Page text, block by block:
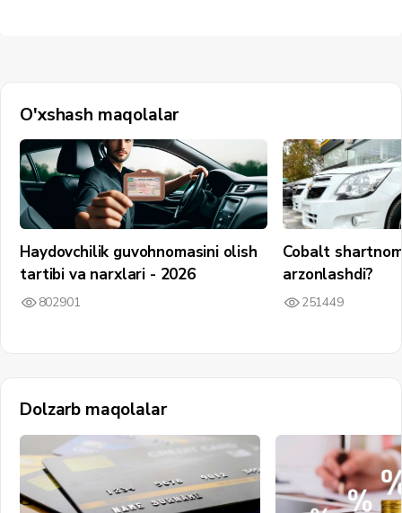
O'xshash maqolalar
Haydovchilik guvohnomasini olish
tartibi va narxlari - 2026
802901
Cobalt
arzonlashdi?
251449
Dolzarb maqolalar